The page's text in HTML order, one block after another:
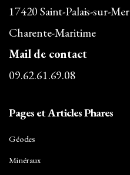
17420 Saint-Palais-sur-Mer
Charente-Maritime
Mail de contact
09.62.61.69.08
Pages et Articles Phares
Géodes
Minéraux